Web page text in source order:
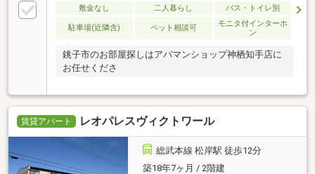
敷金なし 二人暮らし バス・トイレ別
駐車場(近隣含) ペット相談可
モニタ付インターホ
ン
銚子市のお部屋探しはアパマンショップ神栖知手店に
お任せくださ
賃貸アパート レオパレスヴィクトワール
総武本線 松岸駅 徒歩12分
築18年7ヶ月 / 2階建